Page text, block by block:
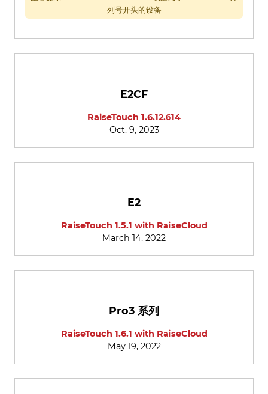
列号开头的设备
E2CF
RaiseTouch 1.6.12.614
Oct. 9, 2023
E2
RaiseTouch 1.5.1 with RaiseCloud
March 14, 2022
Pro3 系列
RaiseTouch 1.6.1 with RaiseCloud
May 19, 2022